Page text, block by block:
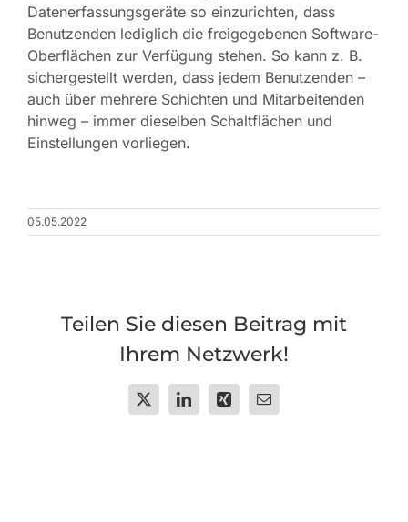
Datenerfassungsgeräte so einzurichten, dass
Benutzenden lediglich die freigegebenen Software-
Oberflächen zur Verfügung stehen. So kann z. B.
sichergestellt werden, dass jedem Benutzenden –
auch über mehrere Schichten und Mitarbeitenden
hinweg – immer dieselben Schaltflächen und
Einstellungen vorliegen.
05.05.2022
Teilen Sie diesen Beitrag mit
Ihrem Netzwerk!
X LinkedInXing Email